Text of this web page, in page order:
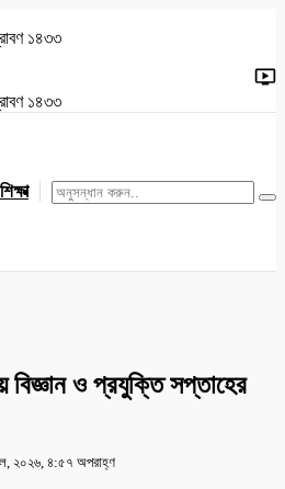
১৪৩৩
১৪৩৩
শিক্ষা খেলাধুলা জাতীয় যশোর
বিজ্ঞান ও প্রযুক্তি সপ্তাহের
২০২৬, ৪:৫৭ অপরাহ্ণ